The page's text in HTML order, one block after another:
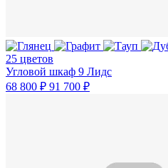
25 цветов
Угловой шкаф 9 Лидс
68 800 ₽ 91 700 ₽